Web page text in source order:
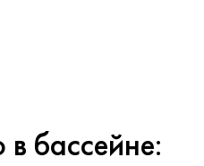
бассейне: